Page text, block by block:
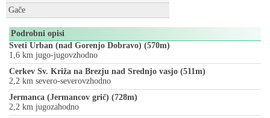
Gače
Podrobni opisi
Sveti Urban (nad Gorenjo Dobravo) (570m)
1,6 km jugo-jugovzhodno
Cerkev Sv. Križa na Brezju nad Srednjo vasjo (511m)
2,2 km severo-severovzhodno
Jermanca (Jermancov grič) (728m)
2,2 km jugozahodno